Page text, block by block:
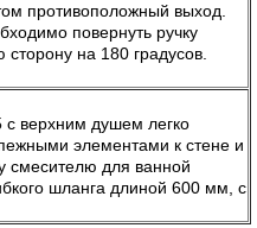
противоположный выход.
повернуть ручку
на 180 градусов.
верхним душем легко
элементами к стене и
смесителю для ванной
шланга длиной 600 мм, с